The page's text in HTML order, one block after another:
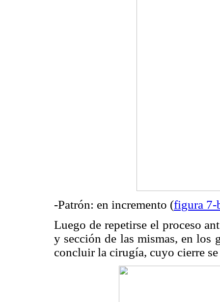
-Patrón: en incremento (figura 7-
Luego de repetirse el proceso
y sección de las mismas, en los
concluir la cirugía, cuyo cierre